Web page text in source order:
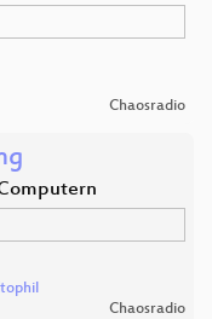
Chaosradio
Chaosradio